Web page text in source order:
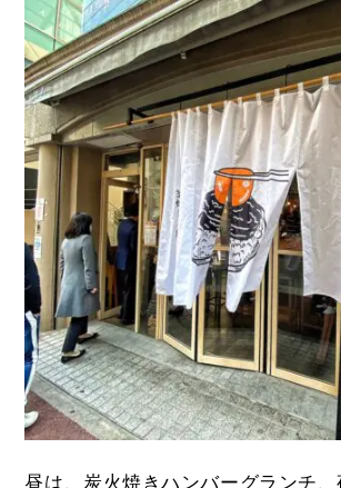
昼は、炭火焼きハンバーグランチ